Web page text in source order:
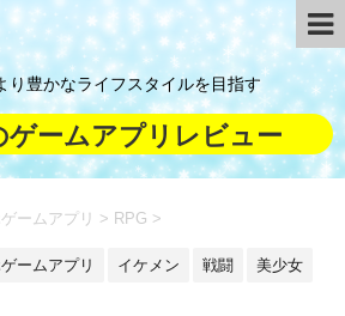
り豊かなライフスタイルを目指す
ゲームアプリレビュー
ームアプリ > RPG >
ームアプリ イケメン 戦闘 美少女